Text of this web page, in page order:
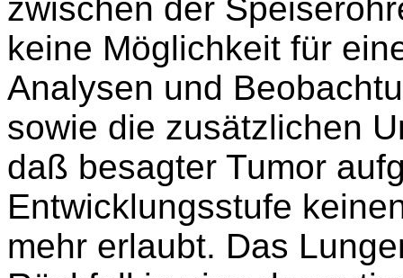
zwischen der
keine Möglichkeit für
Analysen und
sowie die zusätzlichen
daß besagter Tumor
Entwicklungsstufe
mehr erlaubt. Das